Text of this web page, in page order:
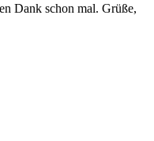
Dank schon mal. Grüße,